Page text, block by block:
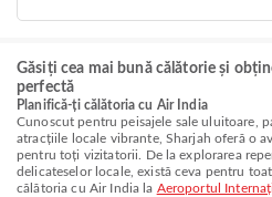
Găsiți cea mai bună călătorie și
perfectă
Planifică-ți călătoria cu Air India
Cunoscut pentru peisajele sale uluitoare,
atracțiile locale vibrante, Sharjah oferă o
pentru toți vizitatorii. De la explorarea
delicateselor locale, există ceva pentru
călătoria cu Air India la Aeroportul